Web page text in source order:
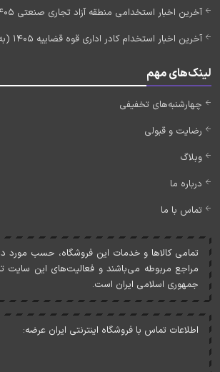
آخرین اخبار استخدامی منطقه آزاد تجاری صنعتی 1405
آخرین اخبار استخدام کادر اداری قوه قضاییه 1405 (به زودی)
لینک‌های مهم
چهارشنبه‌های تخفیفی
رضایت و قبولی
وبلاگ
درباره ما
تماس با ما
تمامی کالاها و خدمات اين فروشگاه، حسب مورد
مراجع مربوطه می‌باشند و فعاليت‌های اين سايت
جمهوری اسلامی ايران است.
اطلاعات تماس با فروشگاه اینترنتی ایران عرضه: